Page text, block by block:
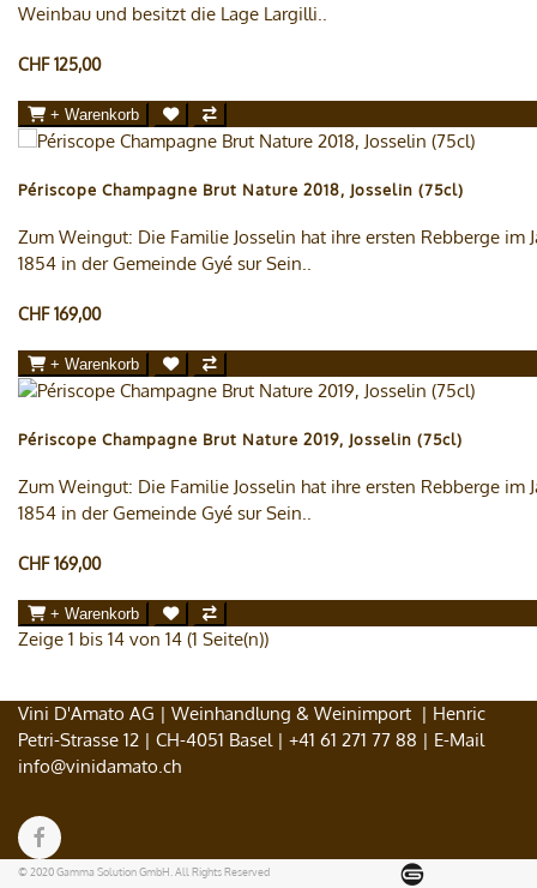
Weinbau und besitzt die Lage Largilli..
CHF 125,00
+ Warenkorb
Périscope Champagne Brut Nature 2018, Josselin (75cl)
Zum Weingut: Die Familie Josselin hat ihre ersten Rebberge im
1854 in der Gemeinde Gyé sur Sein..
CHF 169,00
+ Warenkorb
Périscope Champagne Brut Nature 2019, Josselin (75cl)
Zum Weingut: Die Familie Josselin hat ihre ersten Rebberge im
1854 in der Gemeinde Gyé sur Sein..
CHF 169,00
+ Warenkorb
Zeige 1 bis 14 von 14 (1 Seite(n))
Vini D'Amato AG | Weinhandlung & Weinimport | Henric
Petri-Strasse 12 | CH-4051 Basel | +41 61 271 77 88 | E-Mail
info@vinidamato.ch
© 2020 Gamma Solution GmbH. All Rights Reserved